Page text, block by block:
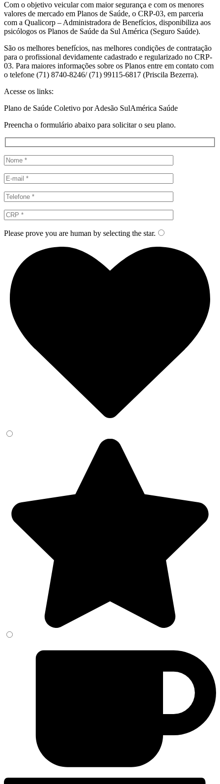
Com o objetivo veicular com maior segurança e com os menores
valores de mercado em Planos de Saúde, o CRP-03, em parceria
com a Qualicorp – Administradora de Benefícios, disponibiliza aos
psicólogos os Planos de Saúde da Sul América (Seguro Saúde).
São os melhores benefícios, nas melhores condições de contratação
para o profissional devidamente cadastrado e regularizado no CRP-
03. Para maiores informações sobre os Planos entre em contato com
o telefone (71) 8740-8246/ (71) 99115-6817 (Priscila Bezerra).
Acesse os links:
Plano de Saúde Coletivo por Adesão SulAmérica Saúde
Preencha o formulário abaixo para solicitar o seu plano.
Please prove you are human by selecting the star.